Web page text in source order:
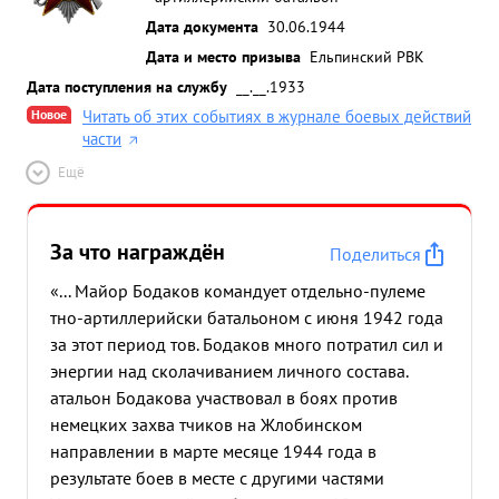
Дата документа 30.06.1944
Дата и место призыва Ельпинский РВК
Дата поступления на службу
__.__.1933
Новое
Читать об этих событиях в журнале боевых действий
части
Ещё
За что награждён
Поделиться
«... Майор Бодаков командует отдельно-пулеме
тно-артиллерийски батальоном с июня 1942 года
за этот период тов. Бодаков много потратил сил и
энергии над сколачиванием личного состава.
атальон Бодакова участвовал в боях против
немецких захва тчиков на Жлобинском
направлении в марте месяце 1944 года в
результате боев в месте с другими частями